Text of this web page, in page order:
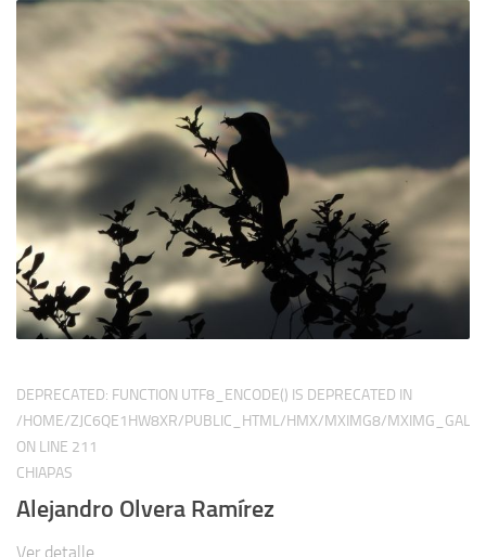
DEPRECATED: FUNCTION UTF8_ENCODE() IS DEPRECATED IN
/HOME/ZJC6QE1HW8XR/PUBLIC_HTML/HMX/MXIMG8/
ON LINE 211
CHIAPAS
Alejandro Olvera Ramírez
Ver detalle